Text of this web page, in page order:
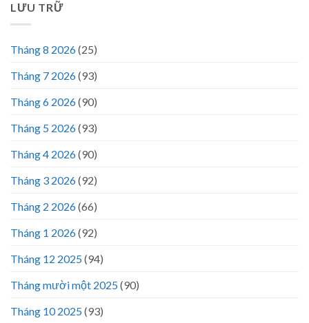
LƯU TRỮ
Tháng 8 2026(25)
Tháng 7 2026(93)
Tháng 6 2026(90)
Tháng 5 2026(93)
Tháng 4 2026(90)
Tháng 3 2026(92)
Tháng 2 2026(66)
Tháng 1 2026(92)
Tháng 12 2025(94)
Tháng mười một 2025(90)
Tháng 10 2025(93)